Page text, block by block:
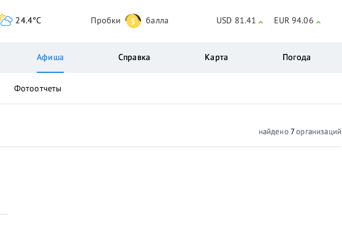
найдено7организаций
24.4°C Пробки 5 балла USD 81.41 EUR 94.06
Афиша Справка Карта Погода
Фотоотчеты